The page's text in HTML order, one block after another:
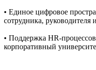
• Единое цифровое
сотрудника, руководителя
• Поддержка HR-
корпоративный